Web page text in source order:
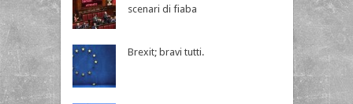
scenari di fiaba
Brexit; bravi tutti.